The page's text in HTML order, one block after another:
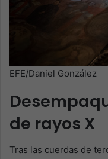
EFE/Daniel González
de rayos X
Tras las cuerdas de